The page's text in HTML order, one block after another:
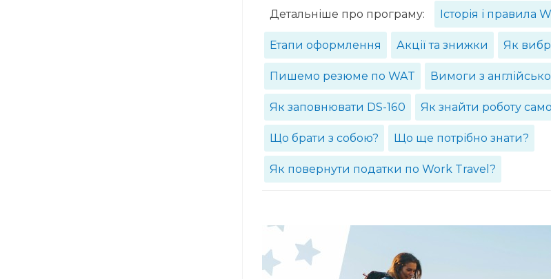
Детальніше про програму: Історія і правила
Етапи оформлення Акції та знижки Як
Пишемо резюме по WAT Вимоги з
Як заповнювати DS-160 Як знайти роботу
Що брати з собою? Що ще потрібно знати?
Як повернути податки по Work Travel?